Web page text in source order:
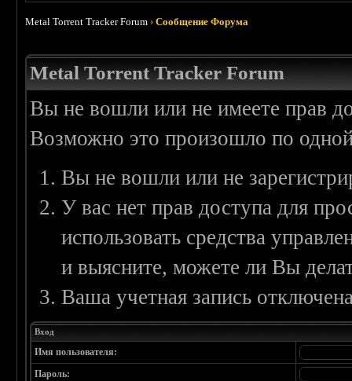
Metal Torrent Tracker Forum ›Сообщение Форума
Metal Torrent Tracker Forum
Вы не вошли или не имеете прав
Возможно это произошло по
Вы не вошли или не
У вас нет прав доступа для
использовать средства
и выясните, можете ли Вы
Ваша учетная запись
Вход
Имя пользователя:
Пароль: